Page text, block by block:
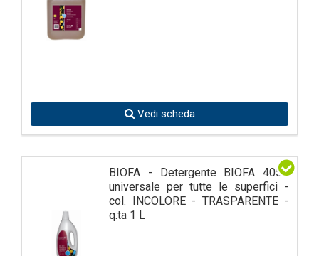
Vedi scheda
BIOFA - Detergente BIOFA 4059
universale per tutte le superfici -
col. INCOLORE - TRASPARENTE -
q.ta 1 L